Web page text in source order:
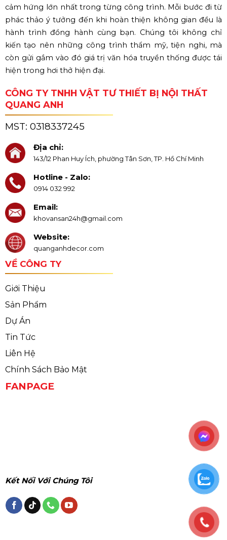
cảm hứng lớn nhất trong từng công trình. Mỗi bước đi từ
phác thảo ý tưởng đến khi hoàn thiện không gian đều là
hành trình đồng hành cùng bạn. Chúng tôi không chỉ
kiến tạo nên những công trình thẩm mỹ, tiện nghi, mà
còn gửi gắm vào đó giá trị văn hóa truyền thống được tái
hiện trong hơi thở hiện đại.
CÔNG TY TNHH VẬT TƯ THIẾT BỊ NỘI THẤT
QUANG ANH
MST: 0318337245
Địa chỉ:
143/12 Phan Huy Ích, phường Tân Sơn, TP. Hồ Chí Minh
Hotline - Zalo:
0914 032 992
Email:
khovansan24h@gmail.com
Website:
quanganhdecor.com
VỀ CÔNG TY
Giới Thiệu
Sản Phẩm
Dự Án
Tin Tức
Liên Hệ
Chính Sách Bảo Mật
FANPAGE
Kết Nối Với Chúng Tôi